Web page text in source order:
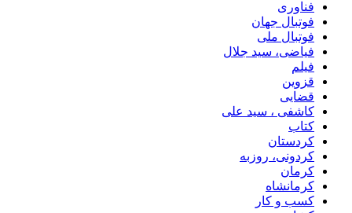
فناوری
فوتبال جهان
فوتبال ملی
فیاضی، سید جلال
فیلم
قزوین
قضایی
کاشفی ، سید علی
کتاب
کردستان
کردونی، روزبه
کرمان
کرمانشاه
کسب و کار